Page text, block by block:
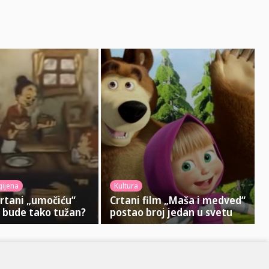
„umočiću“
tako tužan?
Kultura
Crtani film „Maša i medved“
postao broj jedan u svetu